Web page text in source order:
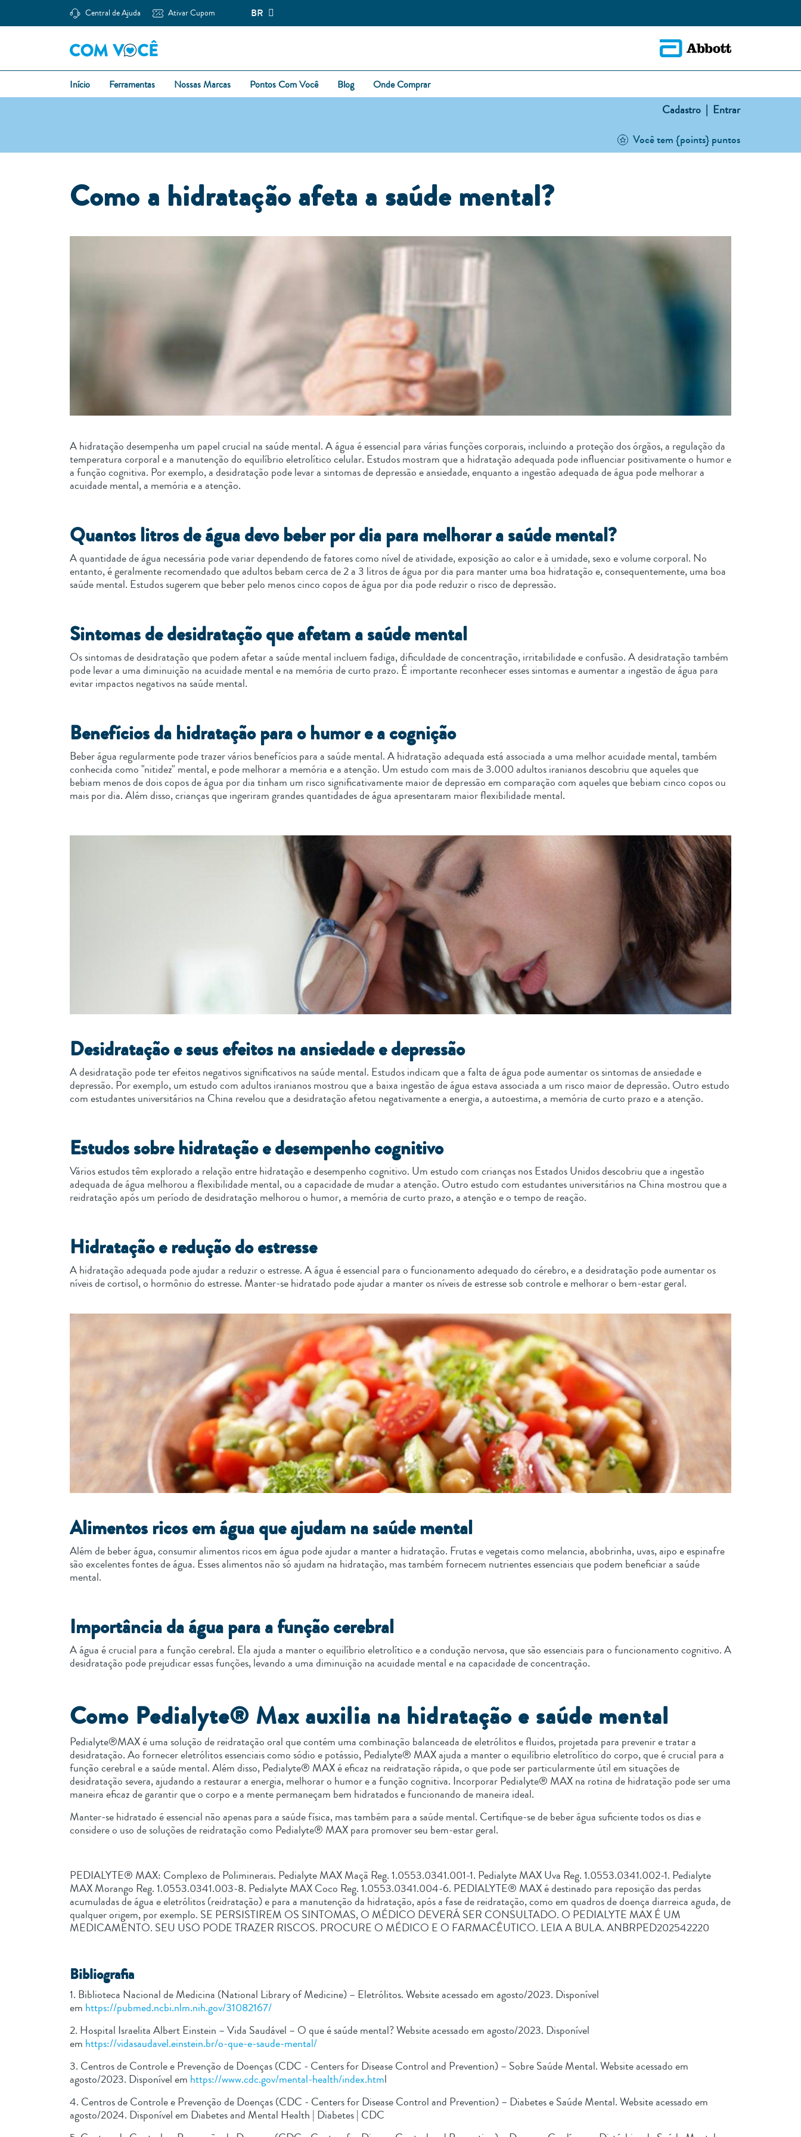
Central de Ajuda Ativar Cupom BR
Início Ferramentas Nossas Marcas Pontos Com Você Blog Onde Comprar
Cadastro | Entrar
Você tem {points} puntos
Como a hidratação afeta a saúde mental?
A hidratação desempenha um papel crucial na saúde mental. A água é essencial para várias funções corporais, incluindo a proteção dos órgãos, a regulação da
temperatura corporal e a manutenção do equilíbrio eletrolítico celular. Estudos mostram que a hidratação adequada pode influenciar positivamente o humor e
a função cognitiva. Por exemplo, a desidratação pode levar a sintomas de depressão e ansiedade, enquanto a ingestão adequada de água pode melhorar a
acuidade mental, a memória e a atenção.
Quantos litros de água devo beber por dia para melhorar a saúde mental?
A quantidade de água necessária pode variar dependendo de fatores como nível de atividade, exposição ao calor e à umidade, sexo e volume corporal. No
entanto, é geralmente recomendado que adultos bebam cerca de 2 a 3 litros de água por dia para manter uma boa hidratação e, consequentemente, uma boa
saúde mental. Estudos sugerem que beber pelo menos cinco copos de água por dia pode reduzir o risco de depressão.
Sintomas de desidratação que afetam a saúde mental
Os sintomas de desidratação que podem afetar a saúde mental incluem fadiga, dificuldade de concentração, irritabilidade e confusão. A desidratação também
pode levar a uma diminuição na acuidade mental e na memória de curto prazo. É importante reconhecer esses sintomas e aumentar a ingestão de água para
evitar impactos negativos na saúde mental.
Benefícios da hidratação para o humor e a cognição
Beber água regularmente pode trazer vários benefícios para a saúde mental. A hidratação adequada está associada a uma melhor acuidade mental, também
conhecida como "nitidez" mental, e pode melhorar a memória e a atenção. Um estudo com mais de 3.000 adultos iranianos descobriu que aqueles que
bebiam menos de dois copos de água por dia tinham um risco significativamente maior de depressão em comparação com aqueles que bebiam cinco copos ou
mais por dia. Além disso, crianças que ingeriram grandes quantidades de água apresentaram maior flexibilidade mental.
Desidratação e seus efeitos na ansiedade e depressão
A desidratação pode ter efeitos negativos significativos na saúde mental. Estudos indicam que a falta de água pode aumentar os sintomas de ansiedade e
depressão. Por exemplo, um estudo com adultos iranianos mostrou que a baixa ingestão de água estava associada a um risco maior de depressão. Outro estudo
com estudantes universitários na China revelou que a desidratação afetou negativamente a energia, a autoestima, a memória de curto prazo e a atenção.
Estudos sobre hidratação e desempenho cognitivo
Vários estudos têm explorado a relação entre hidratação e desempenho cognitivo. Um estudo com crianças nos Estados Unidos descobriu que a ingestão
adequada de água melhorou a flexibilidade mental, ou a capacidade de mudar a atenção. Outro estudo com estudantes universitários na China mostrou que a
reidratação após um período de desidratação melhorou o humor, a memória de curto prazo, a atenção e o tempo de reação.
Hidratação e redução do estresse
A hidratação adequada pode ajudar a reduzir o estresse. A água é essencial para o funcionamento adequado do cérebro, e a desidratação pode aumentar os
níveis de cortisol, o hormônio do estresse. Manter-se hidratado pode ajudar a manter os níveis de estresse sob controle e melhorar o bem-estar geral.
Alimentos ricos em água que ajudam na saúde mental
Além de beber água, consumir alimentos ricos em água pode ajudar a manter a hidratação. Frutas e vegetais como melancia, abobrinha, uvas, aipo e espinafre
são excelentes fontes de água. Esses alimentos não só ajudam na hidratação, mas também fornecem nutrientes essenciais que podem beneficiar a saúde
mental.
Importância da água para a função cerebral
A água é crucial para a função cerebral. Ela ajuda a manter o equilíbrio eletrolítico e a condução nervosa, que são essenciais para o funcionamento cognitivo. A
desidratação pode prejudicar essas funções, levando a uma diminuição na acuidade mental e na capacidade de concentração.
Como Pedialyte® Max auxilia na hidratação e saúde mental
Pedialyte®MAX é uma solução de reidratação oral que contém uma combinação balanceada de eletrólitos e fluidos, projetada para prevenir e tratar a
desidratação. Ao fornecer eletrólitos essenciais como sódio e potássio, Pedialyte® MAX ajuda a manter o equilíbrio eletrolítico do corpo, que é crucial para a
função cerebral e a saúde mental. Além disso, Pedialyte® MAX é eficaz na reidratação rápida, o que pode ser particularmente útil em situações de
desidratação severa, ajudando a restaurar a energia, melhorar o humor e a função cognitiva. Incorporar Pedialyte® MAX na rotina de hidratação pode ser uma
maneira eficaz de garantir que o corpo e a mente permaneçam bem hidratados e funcionando de maneira ideal.
Manter-se hidratado é essencial não apenas para a saúde física, mas também para a saúde mental. Certifique-se de beber água suficiente todos os dias e
considere o uso de soluções de reidratação como Pedialyte® MAX para promover seu bem-estar geral.
PEDIALYTE® MAX: Complexo de Poliminerais. Pedialyte MAX Maçã Reg. 1.0553.0341.001-1. Pedialyte MAX Uva Reg. 1.0553.0341.002-1. Pedialyte
MAX Morango Reg. 1.0553.0341.003-8. Pedialyte MAX Coco Reg. 1.0553.0341.004-6. PEDIALYTE® MAX é destinado para reposição das perdas
acumuladas de água e eletrólitos (reidratação) e para a manutenção da hidratação, após a fase de reidratação, como em quadros de doença diarreica aguda, de
qualquer origem, por exemplo. SE PERSISTIREM OS SINTOMAS, O MÉDICO DEVERÁ SER CONSULTADO. O PEDIALYTE MAX É UM
MEDICAMENTO. SEU USO PODE TRAZER RISCOS. PROCURE O MÉDICO E O FARMACÊUTICO. LEIA A BULA. ANBRPED202542220
Bibliografia
1. Biblioteca Nacional de Medicina (National Library of Medicine) – Eletrólitos. Website acessado em agosto/2023. Disponível
em https://pubmed.ncbi.nlm.nih.gov/31082167/
2. Hospital Israelita Albert Einstein – Vida Saudável – O que é saúde mental? Website acessado em agosto/2023. Disponível
em https://vidasaudavel.einstein.br/o-que-e-saude-mental/
3. Centros de Controle e Prevenção de Doenças (CDC - Centers for Disease Control and Prevention) – Sobre Saúde Mental. Website acessado em
agosto/2023. Disponível em https://www.cdc.gov/mental-health/index.html
4. Centros de Controle e Prevenção de Doenças (CDC - Centers for Disease Control and Prevention) – Diabetes e Saúde Mental. Website acessado em
agosto/2024. Disponível em Diabetes and Mental Health | Diabetes | CDC